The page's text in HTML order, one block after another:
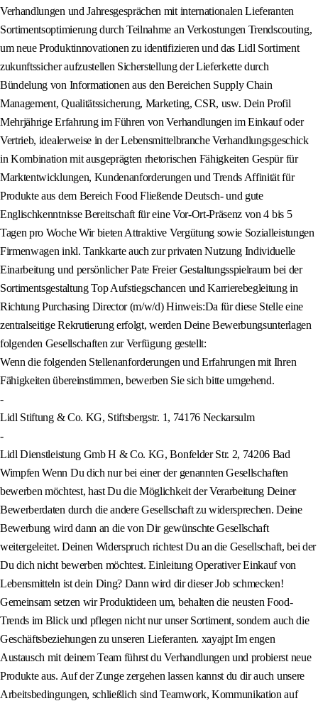
Verhandlungen und Jahresgesprächen mit internationalen Lieferanten
Sortimentsoptimierung durch Teilnahme an Verkostungen Trendscouting,
um neue Produktinnovationen zu identifizieren und das Lidl Sortiment
zukunftssicher aufzustellen Sicherstellung der Lieferkette durch
Bündelung von Informationen aus den Bereichen Supply Chain
Management, Qualitätssicherung, Marketing, CSR, usw. Dein Profil
Mehrjährige Erfahrung im Führen von Verhandlungen im Einkauf oder
Vertrieb, idealerweise in der Lebensmittelbranche Verhandlungsgeschick
in Kombination mit ausgeprägten rhetorischen Fähigkeiten Gespür für
Marktentwicklungen, Kundenanforderungen und Trends Affinität für
Produkte aus dem Bereich Food Fließende Deutsch- und gute
Englischkenntnisse Bereitschaft für eine Vor-Ort-Präsenz von 4 bis 5
Tagen pro Woche Wir bieten Attraktive Vergütung sowie Sozialleistungen
Firmenwagen inkl. Tankkarte auch zur privaten Nutzung Individuelle
Einarbeitung und persönlicher Pate Freier Gestaltungsspielraum bei der
Sortimentsgestaltung Top Aufstiegschancen und Karrierebegleitung in
Richtung Purchasing Director (m/w/d) Hinweis:Da für diese Stelle eine
zentralseitige Rekrutierung erfolgt, werden Deine Bewerbungsunterlagen
folgenden Gesellschaften zur Verfügung gestellt:
Wenn die folgenden Stellenanforderungen und Erfahrungen mit Ihren
Fähigkeiten übereinstimmen, bewerben Sie sich bitte umgehend.
-
Lidl Stiftung & Co. KG, Stiftsbergstr. 1, 74176 Neckarsulm
-
Lidl Dienstleistung Gmb H & Co. KG, Bonfelder Str. 2, 74206 Bad
Wimpfen Wenn Du dich nur bei einer der genannten Gesellschaften
bewerben möchtest, hast Du die Möglichkeit der Verarbeitung Deiner
Bewerberdaten durch die andere Gesellschaft zu widersprechen. Deine
Bewerbung wird dann an die von Dir gewünschte Gesellschaft
weitergeleitet. Deinen Widerspruch richtest Du an die Gesellschaft, bei der
Du dich nicht bewerben möchtest. Einleitung Operativer Einkauf von
Lebensmitteln ist dein Ding? Dann wird dir dieser Job schmecken!
Gemeinsam setzen wir Produktideen um, behalten die neusten Food-
Trends im Blick und pflegen nicht nur unser Sortiment, sondern auch die
Geschäftsbeziehungen zu unseren Lieferanten. xayajpt Im engen
Austausch mit deinem Team führst du Verhandlungen und probierst neue
Produkte aus. Auf der Zunge zergehen lassen kannst du dir auch unsere
Arbeitsbedingungen, schließlich sind Teamwork, Kommunikation auf